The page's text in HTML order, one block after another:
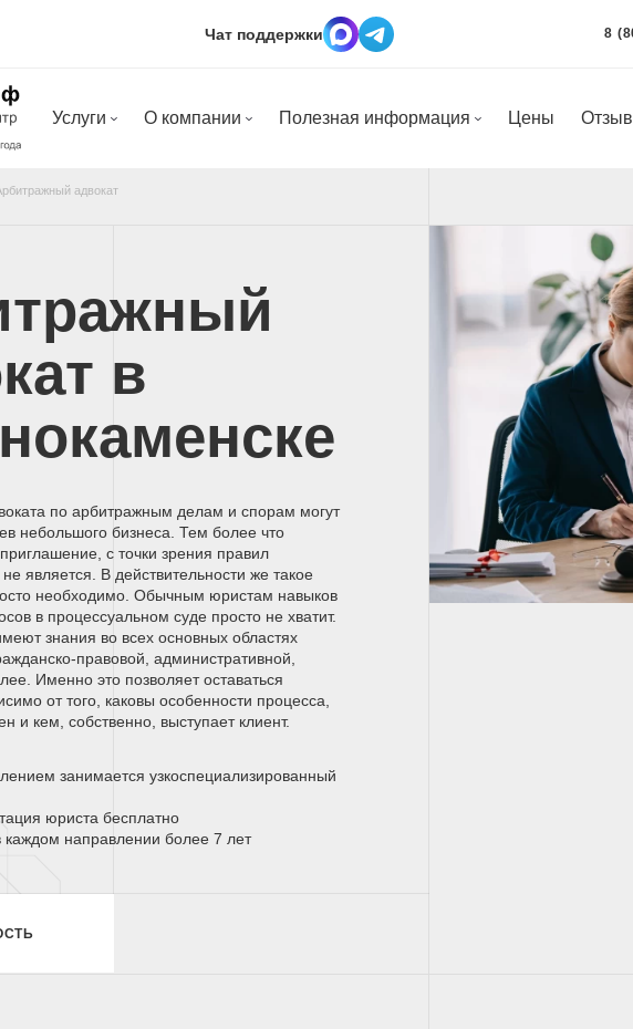
Чат поддержки 8
Услуги О компании Полезная информация Цены
адвокат
в
по арбитражным делам и спорам могут
небольшого бизнеса. Тем более что
с точки зрения правил
является. В действительности же такое
необходимо. Обычным юристам навыков
в процессуальном суде просто не хватит.
знания во всех основных областях
правовой, административной,
Именно это позволяет оставаться
от того, каковы особенности процесса,
и кем, собственно, выступает клиент.
занимается узкоспециализированный
юриста бесплатно
направлении более 7 лет